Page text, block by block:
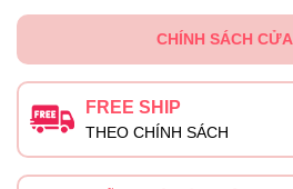
CHÍNH SÁCH
FREE SHIP
THEO CHÍNH SÁCH